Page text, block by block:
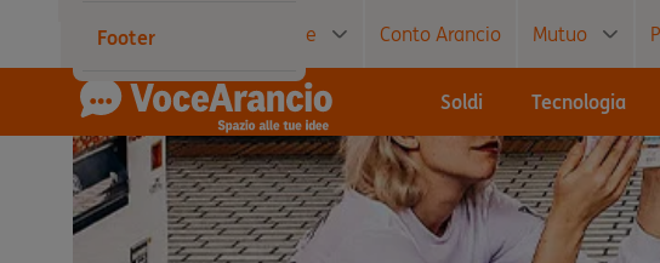
Footer
Conto Corrente Carte Conto Arancio Mutuo
Soldi Tecnologia